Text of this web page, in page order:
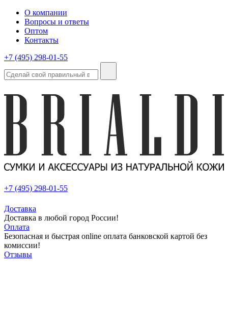
О компании
Вопросы и ответы
Оптом
Контакты
+7 (495) 298-01-55
+7 (495) 298-01-55
Доставка
Доставка в любой город России!
Оплата
Безопасная и быстрая online оплата банковской картой без
комиссии!
Отзывы